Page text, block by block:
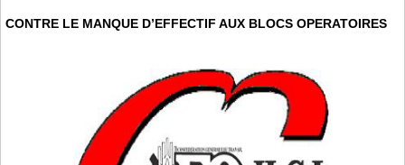
CONTRE LE MANQUE D’EFFECTIF AUX BLOCS OPERATOIRES